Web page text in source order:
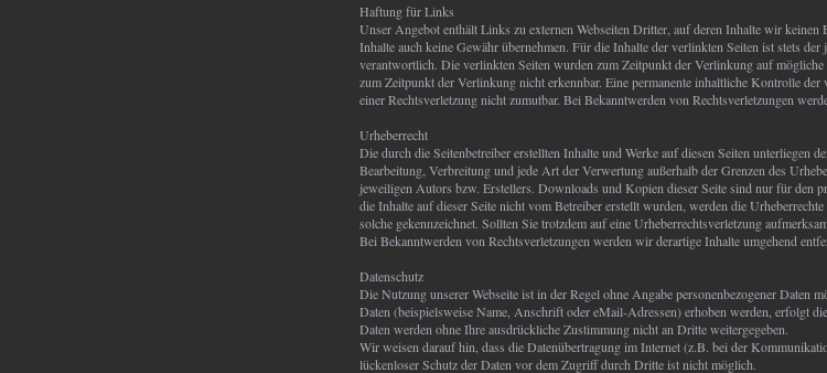
Haftung für Links
Unser Angebot enthält Links zu externen Webseiten Dritter, auf deren Inhalte wir
Inhalte auch keine Gewähr übernehmen. Für die Inhalte der verlinkten Seiten ist stets
verantwortlich. Die verlinkten Seiten wurden zum Zeitpunkt der Verlinkung auf
zum Zeitpunkt der Verlinkung nicht erkennbar. Eine permanente inhaltliche Kontrolle
einer Rechtsverletzung nicht zumutbar. Bei Bekanntwerden von Rechtsverletzungen
Urheberrecht
Die durch die Seitenbetreiber erstellten Inhalte und Werke auf diesen Seiten unterliegen
Bearbeitung, Verbreitung und jede Art der Verwertung außerhalb der Grenzen des
jeweiligen Autors bzw. Erstellers. Downloads und Kopien dieser Seite sind nur für den
die Inhalte auf dieser Seite nicht vom Betreiber erstellt wurden, werden die
solche gekennzeichnet. Sollten Sie trotzdem auf eine Urheberrechtsverletzung
Bei Bekanntwerden von Rechtsverletzungen werden wir derartige Inhalte umgehend
Datenschutz
Die Nutzung unserer Webseite ist in der Regel ohne Angabe personenbezogener Daten
Daten (beispielsweise Name, Anschrift oder eMail-Adressen) erhoben werden, erfolgt
Daten werden ohne Ihre ausdrückliche Zustimmung nicht an Dritte weitergegeben.
Wir weisen darauf hin, dass die Datenübertragung im Internet (z.B. bei der
lückenloser Schutz der Daten vor dem Zugriff durch Dritte ist nicht möglich.